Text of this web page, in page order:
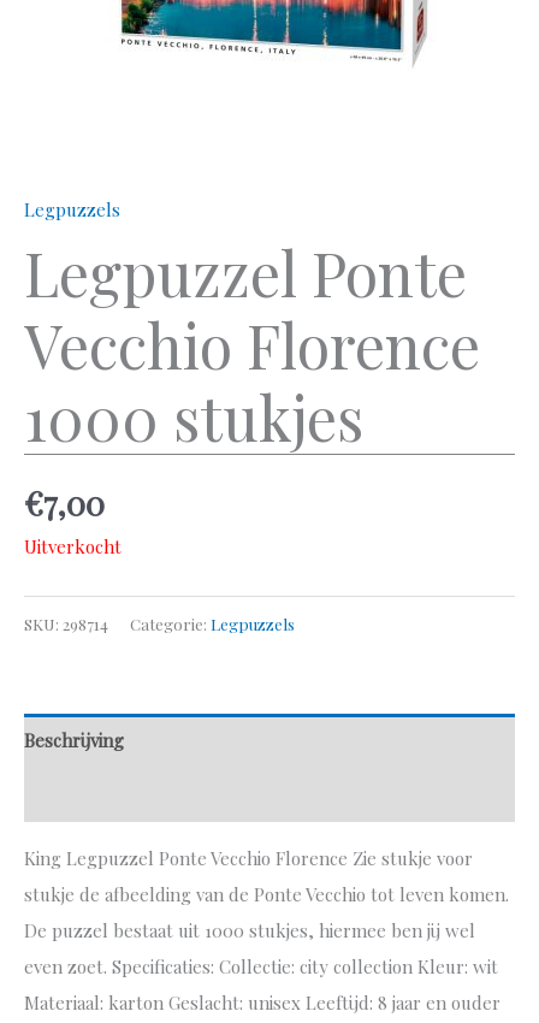
Legpuzzels
Legpuzzel Ponte
Vecchio Florence
1000 stukjes
€7,00
Uitverkocht
SKU: 298714 Categorie: Legpuzzels
Beschrijving
King Legpuzzel Ponte Vecchio Florence Zie stukje voor
stukje de afbeelding van de Ponte Vecchio tot leven komen.
De puzzel bestaat uit 1000 stukjes, hiermee ben jij wel
even zoet. Specificaties: Collectie: city collection Kleur: wit
Materiaal: karton Geslacht: unisex Leeftijd: 8 jaar en ouder